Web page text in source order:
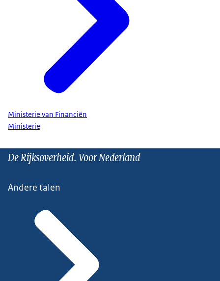
Ministerie van Financiën
Ministerie
De Rijksoverheid. Voor Nederland
Andere talen